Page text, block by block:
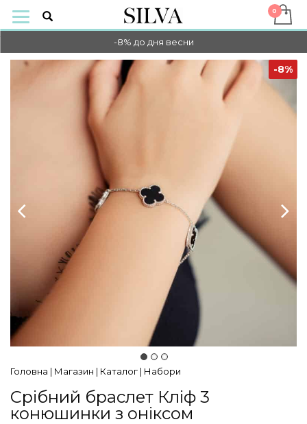
-10% НА ОПЛАТУ ОНЛАЙН
-8% до дня весни
-10% НА ОПЛАТУ ОНЛАЙН
-8% до дня весни
-8%
Головна | Магазин | Каталог | Набори
Срібний браслет Кліф 3
конюшинки з оніксом